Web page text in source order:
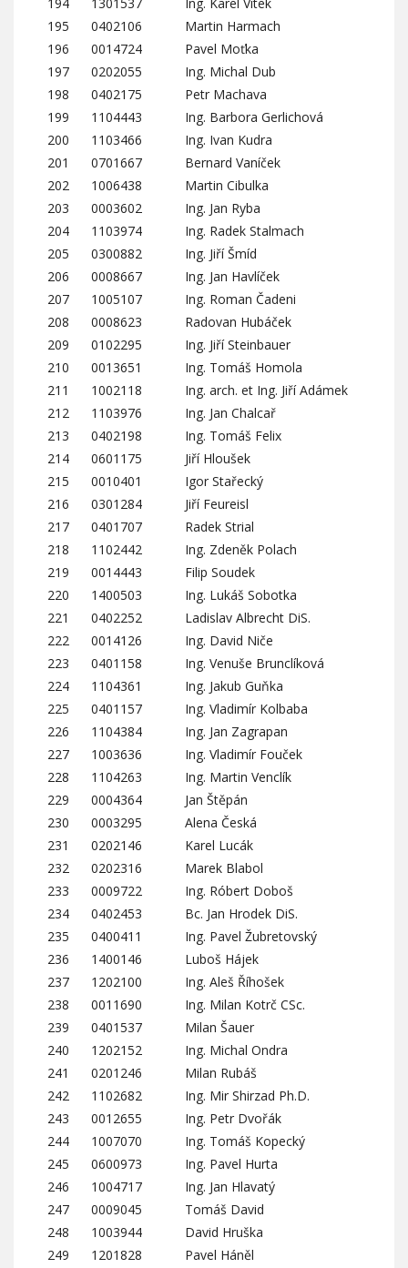
195
0402106
Martin Harmach
196
0014724
Pavel Moťka
197
0202055
Ing. Michal Dub
198
0402175
Petr Machava
199
1104443
Ing. Barbora Gerlichová
200
1103466
Ing. Ivan Kudra
201
0701667
Bernard Vaníček
202
1006438
Martin Cibulka
203
0003602
Ing. Jan Ryba
204
1103974
Ing. Radek Stalmach
205
0300882
Ing. Jiří Šmíd
206
0008667
Ing. Jan Havlíček
207
1005107
Ing. Roman Čadeni
208
0008623
Radovan Hubáček
209
0102295
Ing. Jiří Steinbauer
210
0013651
Ing. Tomáš Homola
211
1002118
Ing. arch. et Ing. Jiří Adámek
212
1103976
Ing. Jan Chalcař
213
0402198
Ing. Tomáš Felix
214
0601175
Jiří Hloušek
215
0010401
Igor Stařecký
216
0301284
Jiří Feureisl
217
0401707
Radek Strial
218
1102442
Ing. Zdeněk Polach
219
0014443
Filip Soudek
220
1400503
Ing. Lukáš Sobotka
221
0402252
Ladislav Albrecht DiS.
222
0014126
Ing. David Niče
223
0401158
Ing. Venuše Brunclíková
224
1104361
Ing. Jakub Guňka
225
0401157
Ing. Vladimír Kolbaba
226
1104384
Ing. Jan Zagrapan
227
1003636
Ing. Vladimír Fouček
228
1104263
Ing. Martin Venclík
229
0004364
Jan Štěpán
230
0003295
Alena Česká
231
0202146
Karel Lucák
232
0202316
Marek Blabol
233
0009722
Ing. Róbert Doboš
234
0402453
Bc. Jan Hrodek DiS.
235
0400411
Ing. Pavel Žubretovský
236
1400146
Luboš Hájek
237
1202100
Ing. Aleš Říhošek
238
0011690
Ing. Milan Kotrč CSc.
239
0401537
Milan Šauer
240
1202152
Ing. Michal Ondra
241
0201246
Milan Rubáš
242
1102682
Ing. Mir Shirzad Ph.D.
243
0012655
Ing. Petr Dvořák
244
1007070
Ing. Tomáš Kopecký
245
0600973
Ing. Pavel Hurta
246
1004717
Ing. Jan Hlavatý
247
0009045
Tomáš David
248
1003944
David Hruška
249
1201828
Pavel Háněl